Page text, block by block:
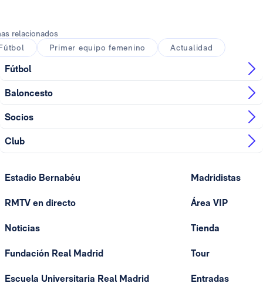
relacionados
Primer equipo femenino Actualidad
Fútbol
Baloncesto
Socios
Club
Estadio Bernabéu
RMTV en directo
Noticias
Fundación Real Madrid
Escuela Universitaria Real Madrid
Madridistas
Área VIP
Tienda
Tour
Entradas